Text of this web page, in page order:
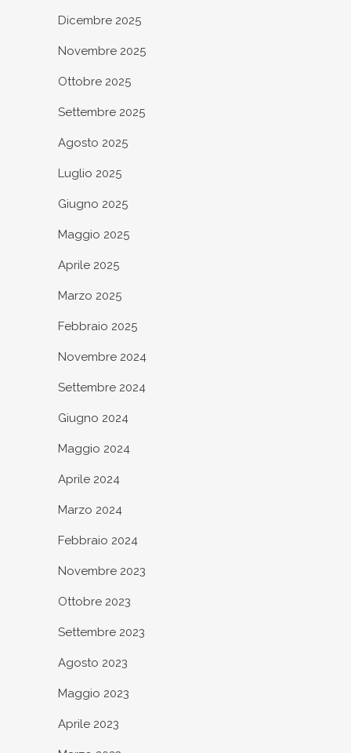
Dicembre 2025
Novembre 2025
Ottobre 2025
Settembre 2025
Agosto 2025
Luglio 2025
Giugno 2025
Maggio 2025
Aprile 2025
Marzo 2025
Febbraio 2025
Novembre 2024
Settembre 2024
Giugno 2024
Maggio 2024
Aprile 2024
Marzo 2024
Febbraio 2024
Novembre 2023
Ottobre 2023
Settembre 2023
Agosto 2023
Maggio 2023
Aprile 2023